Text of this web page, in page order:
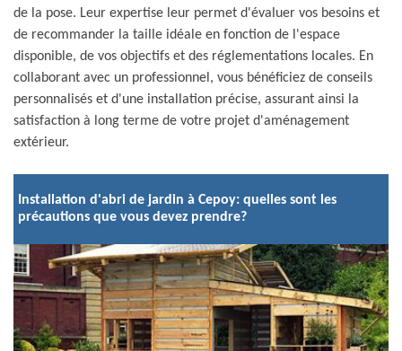
de la pose. Leur expertise leur permet d'évaluer vos besoins et
de recommander la taille idéale en fonction de l'espace
disponible, de vos objectifs et des réglementations locales. En
collaborant avec un professionnel, vous bénéficiez de conseils
personnalisés et d'une installation précise, assurant ainsi la
satisfaction à long terme de votre projet d'aménagement
extérieur.
Installation d'abri de jardin à Cepoy: quelles sont les
précautions que vous devez prendre?